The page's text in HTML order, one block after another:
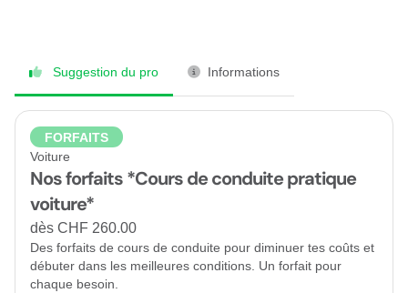
Suggestion du pro Informations
FORFAITS
Voiture
Nos forfaits *Cours de conduite pratique
voiture*
dès CHF 260.00
Des forfaits de cours de conduite pour diminuer tes coûts et
débuter dans les meilleures conditions. Un forfait pour
chaque besoin.